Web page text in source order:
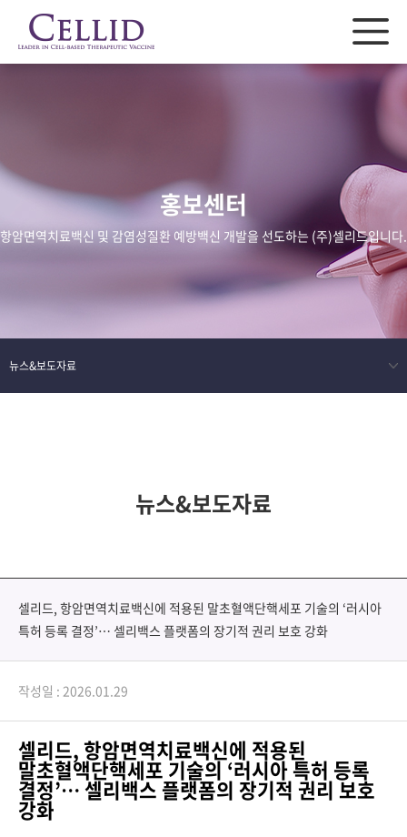
홍보센터
항암면역치료백신 및 감염성질환 예방백신 개발을 선도하는 (주)셀리드입니다.
뉴스&보도자료
셀리드, 항암면역치료백신에 적용된 말초혈액단핵세포 기술의 ‘러시아
특허 등록 결정’… 셀리백스 플랫폼의 장기적 권리 보호 강화
작성일 : 2026.01.29
셀리드, 항암면역치료백신에 적용된
말초혈액단핵세포 기술의‘러시아 특허 등록
결정’…셀리백스 플랫폼의 장기적 권리 보호
강화